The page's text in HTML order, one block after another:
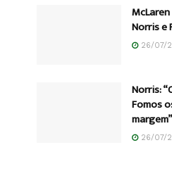
Norris e
26/07/
Norris:
Fomos
margem”
26/07/